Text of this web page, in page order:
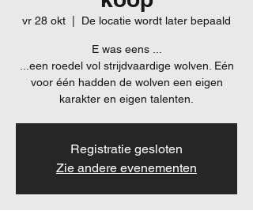
vr 28 okt De locatie wordt later bepaald
E was eens ...
...een roedel vol strijdvaardige wolven. Eén
voor één hadden de wolven een eigen
karakter en eigen talenten.
Registratie gesloten
Zie andere evenementen